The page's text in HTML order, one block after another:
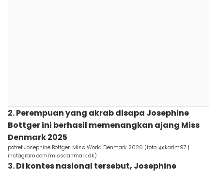
2. Perempuan yang akrab disapa Josephine
Bottger ini berhasil memenangkan ajang Miss
Denmark 2025
potret Josephine Bottger, Miss World Denmark 2026 (foto: @karim97 |
instagram.com/missdanmark.dk)
3. Di kontes nasional tersebut, Josephine